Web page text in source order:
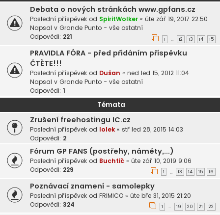
Debata o nových stránkách www.gpfans.cz
Poslední příspěvek od SpiritWolker « úte zář 19, 2017 22:50
Napsal v Grande Punto - vše ostatní
Odpovědi: 221 1 … 12 13 14 15
PRAVIDLA FÓRA - před přidáním příspěvku
ČTĚTE!!!
Poslední příspěvek od Dušan « ned led 15, 2012 11:04
Napsal v Grande Punto - vše ostatní
Odpovědi: 1
Témata
Zrušení freehostingu IC.cz
Poslední příspěvek od lolek « stř led 28, 2015 14:03
Odpovědi: 2
Fórum GP FANS (postřehy, náměty,...)
Poslední příspěvek od Buchtič « úte zář 10, 2019 9:06
Odpovědi: 229 1 … 13 14 15 16
Poznávací znamení - samolepky
Poslední příspěvek od FRIMICO « úte bře 31, 2015 21:20
Odpovědi: 324 1 … 19 20 21 22